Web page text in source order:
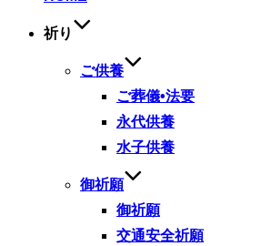
祈り
ご供養
ご葬儀•法要
永代供養
水子供養
御祈願
御祈願
交通安全祈願